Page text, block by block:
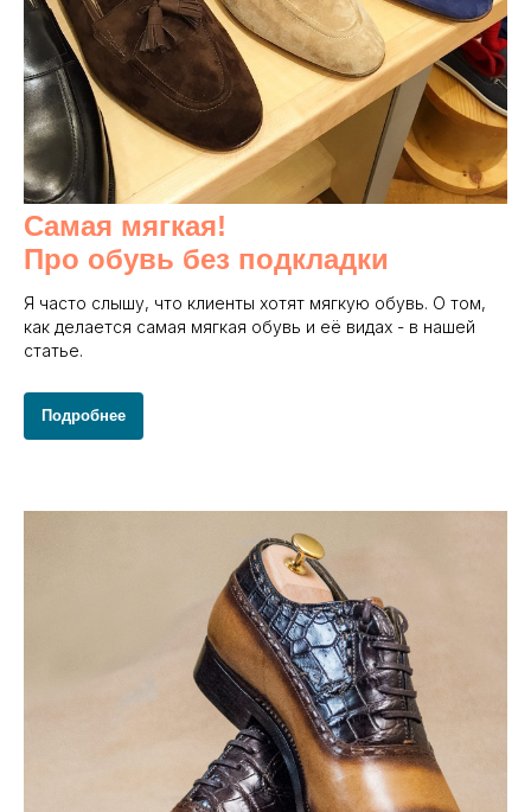
Самая мягкая!
Про обувь без подкладки
Я часто слышу, что клиенты хотят мягкую обувь. О том,
как делается самая мягкая обувь и её видах - в нашей
статье.
Подробнее